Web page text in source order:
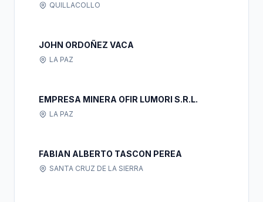
QUILLACOLLO
JOHN ORDOÑEZ VACA
LA PAZ
EMPRESA MINERA OFIR LUMORI S.R.L.
LA PAZ
FABIAN ALBERTO TASCON PEREA
SANTA CRUZ DE LA SIERRA